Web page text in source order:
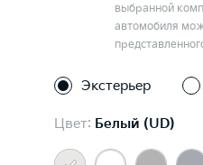
выбранной
автомобиля
Экстерьер
Цвет: Белый (UD)